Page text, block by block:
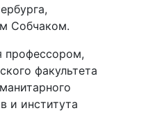
Собчаком.
профессором,
факультета
и института